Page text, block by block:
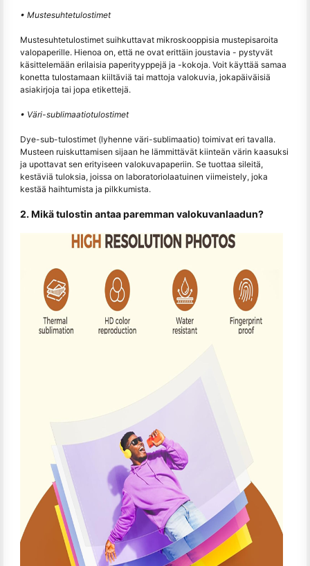
• Mustesuhtetulostimet
Mustesuhtetulostimet suihkuttavat mikroskooppisia mustepisaroita
valopaperille. Hienoa on, että ne ovat erittäin joustavia - pystyvät
käsittelemään erilaisia ​​paperityyppejä ja -kokoja. Voit käyttää samaa
konetta tulostamaan kiiltäviä tai mattoja valokuvia, jokapäiväisiä
asiakirjoja tai jopa etikettejä.
• Väri-sublimaatiotulostimet
Dye-sub-tulostimet (lyhenne väri-sublimaatio) toimivat eri tavalla.
Musteen ruiskuttamisen sijaan he lämmittävät kiinteän värin kaasuksi
ja upottavat sen erityiseen valokuvapaperiin. Se tuottaa sileitä,
kestäviä tuloksia, joissa on laboratoriolaatuinen viimeistely, joka
kestää haihtumista ja pilkkumista.
2. Mikä tulostin antaa paremman valokuvanlaadun?